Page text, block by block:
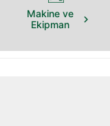
Makine ve
Ekipman